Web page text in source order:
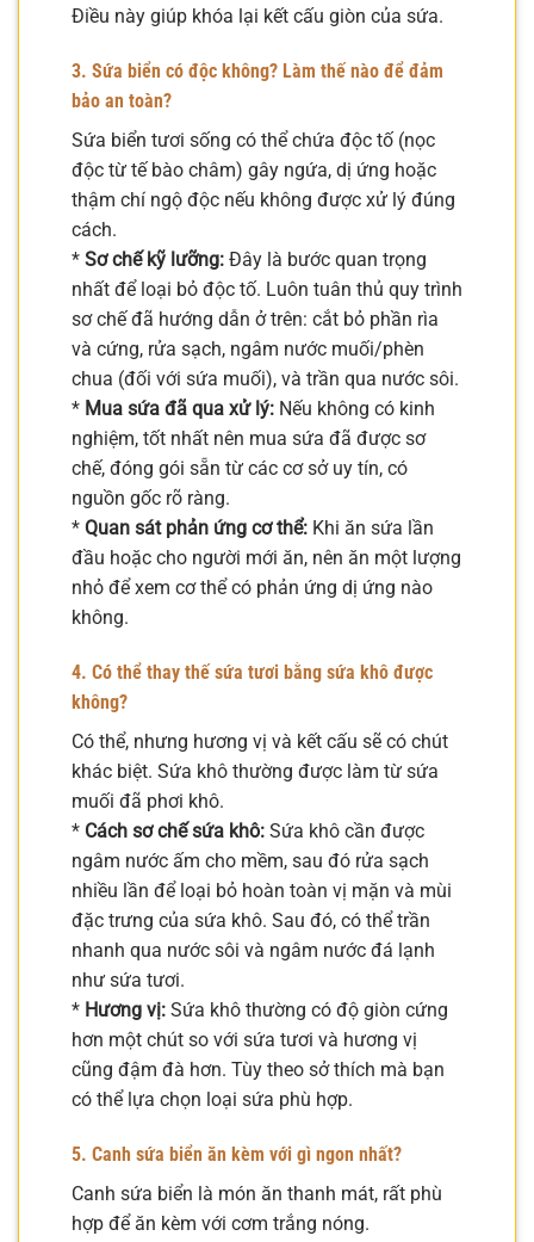
Điều này giúp khóa lại kết cấu giòn của sứa.
3. Sứa biển có độc không? Làm thế nào để đảm
bảo an toàn?
Sứa biển tươi sống có thể chứa độc tố (nọc
độc từ tế bào châm) gây ngứa, dị ứng hoặc
thậm chí ngộ độc nếu không được xử lý đúng
cách.
* Sơ chế kỹ lưỡng: Đây là bước quan trọng
nhất để loại bỏ độc tố. Luôn tuân thủ quy trình
sơ chế đã hướng dẫn ở trên: cắt bỏ phần rìa
và cứng, rửa sạch, ngâm nước muối/phèn
chua (đối với sứa muối), và trần qua nước sôi.
* Mua sứa đã qua xử lý: Nếu không có kinh
nghiệm, tốt nhất nên mua sứa đã được sơ
chế, đóng gói sẵn từ các cơ sở uy tín, có
nguồn gốc rõ ràng.
* Quan sát phản ứng cơ thể: Khi ăn sứa lần
đầu hoặc cho người mới ăn, nên ăn một lượng
nhỏ để xem cơ thể có phản ứng dị ứng nào
không.
4. Có thể thay thế sứa tươi bằng sứa khô được
không?
Có thể, nhưng hương vị và kết cấu sẽ có chút
khác biệt. Sứa khô thường được làm từ sứa
muối đã phơi khô.
* Cách sơ chế sứa khô: Sứa khô cần được
ngâm nước ấm cho mềm, sau đó rửa sạch
nhiều lần để loại bỏ hoàn toàn vị mặn và mùi
đặc trưng của sứa khô. Sau đó, có thể trần
nhanh qua nước sôi và ngâm nước đá lạnh
như sứa tươi.
* Hương vị: Sứa khô thường có độ giòn cứng
hơn một chút so với sứa tươi và hương vị
cũng đậm đà hơn. Tùy theo sở thích mà bạn
có thể lựa chọn loại sứa phù hợp.
5. Canh sứa biển ăn kèm với gì ngon nhất?
Canh sứa biển là món ăn thanh mát, rất phù
hợp để ăn kèm với cơm trắng nóng.